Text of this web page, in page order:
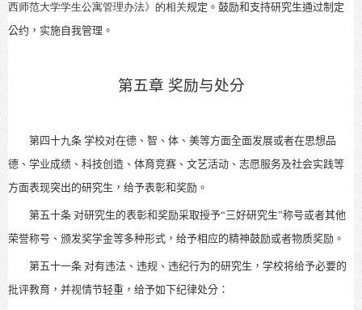
西师范大学学生公寓管理办法》 的相关规定。 鼓励和支持研究生通过制定
公约，实施自我管理。
第五章 奖励与处分
第四十九条 学校对在德、智、体、美等方面全面发展或者在思想品
德、学业成绩、科技创造、 体育竞赛、文艺活动、志愿服务及社会实践等
方面表现突出的研究生，给予表彰和奖励。
第五十条 对研究生的表彰和奖励采取授予“三好研究生”称号或者其他
荣誉称号、颁发奖学金等多种形式，给予相应的精神鼓励或者物质奖励。
第五十一条 对有违法、违规、违纪行为的研究生， 学校将给予必要的
批评教育 ，并视情节轻重，给予如下纪律处分：